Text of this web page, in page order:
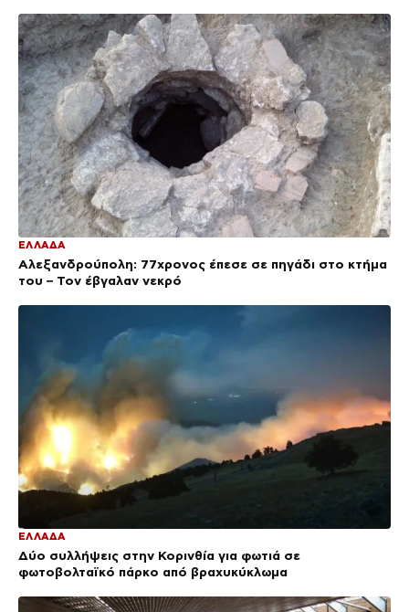
ΕΛΛΑΔΑ
Αλεξανδρούπολη: 77χρονος έπεσε σε πηγάδι στο κτήμα
του – Τον έβγαλαν νεκρό
ΕΛΛΑΔΑ
Δύο συλλήψεις στην Κορινθία για φωτιά σε
φωτοβολταϊκό πάρκο από βραχυκύκλωμα